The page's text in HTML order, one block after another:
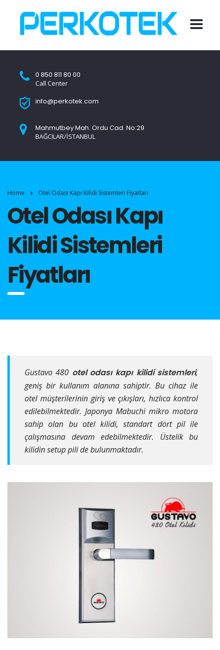
0 850 811 80 00
Call Center
info@perkotek.com
Mahmutbey Mah. Ordu Cad. No:29
BAĞCILAR/İSTANBUL
Home Otel Odası Kapı Kilidi Sistemleri Fiyatları
Otel Odası Kapı
Kilidi Sistemleri
Fiyatları
Gustavo 480 otel odası kapı kilidi sistemleri,
geniş bir kullanım alanına sahiptir. Bu cihaz ile
otel müşterilerinin giriş ve çıkışları, hızlıca kontrol
edilebilmektedir. Japonya Mabuchi mikro motora
sahip olan bu otel kilidi, standart dört pil ile
çalışmasına devam edebilmektedir. Üstelik bu
kilidin setup pili de bulunmaktadır.